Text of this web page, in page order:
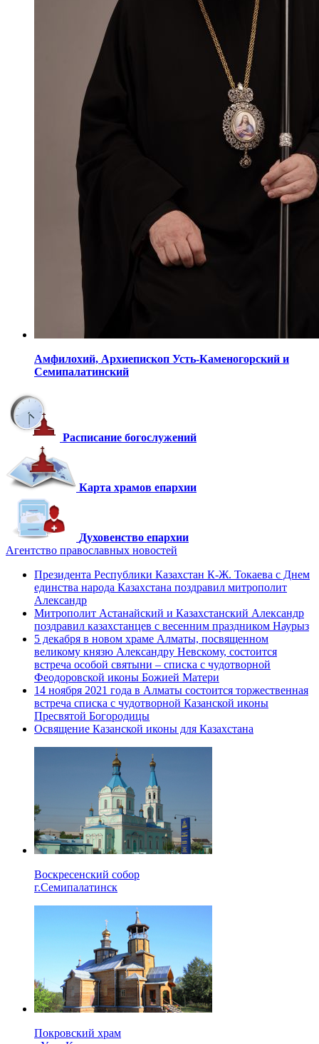
Амфилохий, Архиепископ Усть-Каменогорский и
Семипалатинский
Расписание богослужений
Карта храмов епархии
Духовенство епархии
Агентство православных новостей
Президента Республики Казахстан К-Ж. Токаева с Днем
единства народа Казахстана поздравил митрополит
Александр
Митрополит Астанайский и Казахстанский Александр
поздравил казахстанцев с весенним праздником Наурыз
5 декабря в новом храме Алматы, посвященном
великому князю Александру Невскому, состоится
встреча особой святыни – списка с чудотворной
Феодоровской иконы Божией Матери
14 ноября 2021 года в Алматы состоится торжественная
встреча списка с чудотворной Казанской иконы
Пресвятой Богородицы
Освящение Казанской иконы для Казахстана
Воскресенский собор
г.Семипалатинск
Покровский храм